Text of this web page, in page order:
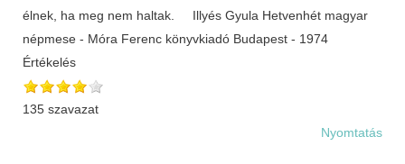
élnek, ha meg nem haltak. Illyés Gyula Hetvenhét magyar
népmese - Móra Ferenc könyvkiadó Budapest - 1974
Értékelés
135 szavazat
Nyomtatás